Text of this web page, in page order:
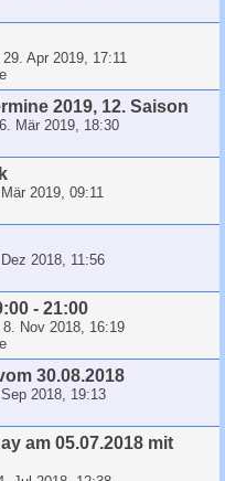
29. Apr 2019, 17:11
2019, 12. Saison
Mär 2019, 18:30
2019, 09:11
2018, 11:56
- 21:00
8. Nov 2018, 16:19
30.08.2018
2018, 19:13
am 05.07.2018 mit